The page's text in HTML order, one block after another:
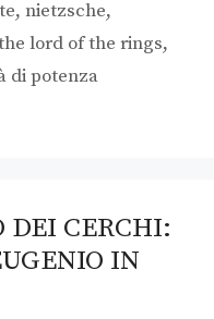
, nietzsche,
lord of the rings,
di potenza
DEI CERCHI:
IN